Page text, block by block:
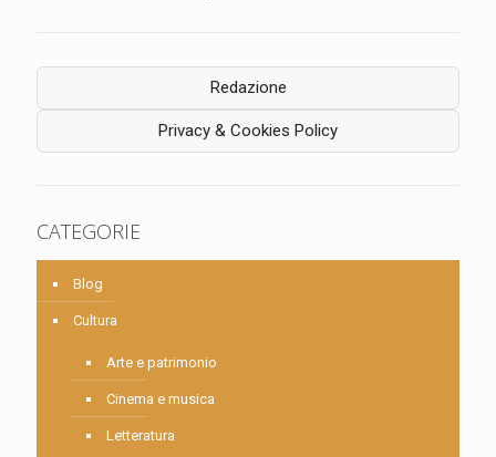
Redazione
Privacy & Cookies Policy
CATEGORIE
Blog
Cultura
Arte e patrimonio
Cinema e musica
Letteratura